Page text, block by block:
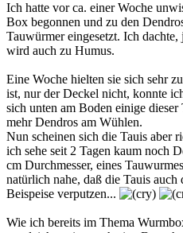
Ich hatte vor ca. einer Woche
Box begonnen und zu den
Tauwürmer eingesetzt. Ich
wird auch zu Humus.
Eine Woche hielten sie sich sehr
ist, nur der Deckel nicht, konnte
sich unten am Boden einige
mehr Dendros am Wühlen.
Nun scheinen sich die Tauis aber
ich sehe seit 2 Tagen kaum noch
cm Durchmesser, eines
natürlich nahe, daß die Tauis
Beispeise verputzen...
Wie ich bereits im Thema